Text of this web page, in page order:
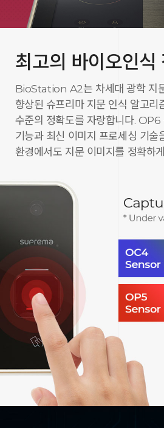
최고의 바이오인식
BioStation A2는 차세대 광학 지
향상된 슈프리마 지문 인식 알고리
수준의 정확도를 자랑합니다. OP6
기능과 최신 이미지 프로세싱 기술
환경에서도 지문 이미지를 정확하